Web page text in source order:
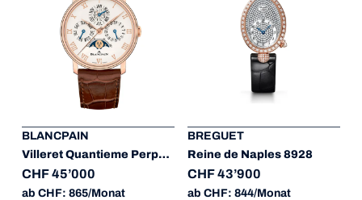
BLANCPAIN
Villeret Quantieme Perpetuel Moonphases
CHF 45’000
ab CHF: 865/Monat
BREGUET
Reine de Naples 8928
CHF 43’900
ab CHF: 844/Monat